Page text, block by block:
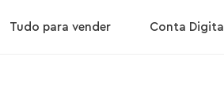
Tudo para vender Conta Digital